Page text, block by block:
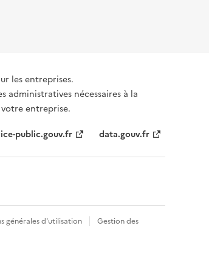
les entreprises.
administratives nécessaires à la
entreprise.
public.gouv.fr data.gouv.fr
générales d'utilisation
Gestion des